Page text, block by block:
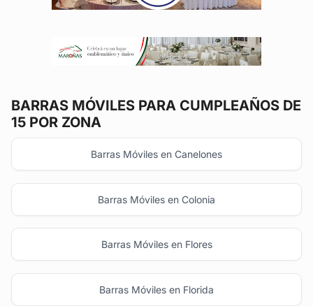
BARRAS MÓVILES PARA CUMPLEAÑOS DE
15 POR ZONA
Barras Móviles en Canelones
Barras Móviles en Colonia
Barras Móviles en Flores
Barras Móviles en Florida